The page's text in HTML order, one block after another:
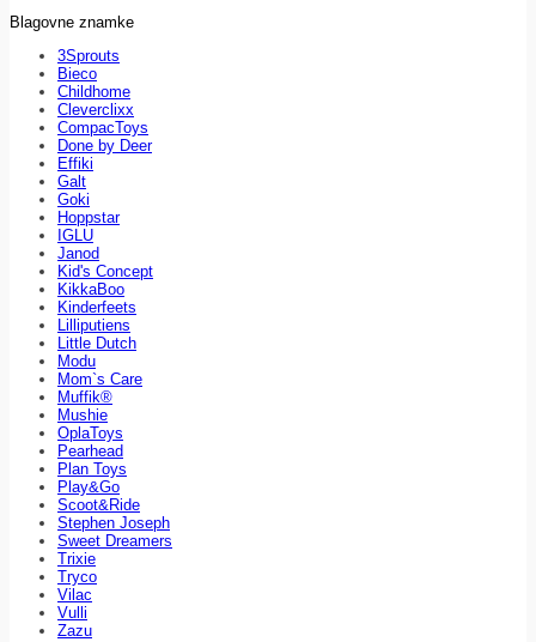
Blagovne znamke
3Sprouts
Bieco
Childhome
Cleverclixx
CompacToys
Done by Deer
Effiki
Galt
Goki
Hoppstar
IGLU
Janod
Kid's Concept
KikkaBoo
Kinderfeets
Lilliputiens
Little Dutch
Modu
Mom`s Care
Muffik®
Mushie
OplaToys
Pearhead
Plan Toys
Play&Go
Scoot&Ride
Stephen Joseph
Sweet Dreamers
Trixie
Tryco
Vilac
Vulli
Zazu